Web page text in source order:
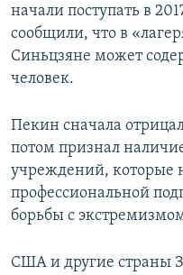
начали поступать в
сообщили, что в
Синьцзяне может
человек.
Пекин сначала
потом признал
учреждений, которые
профессиональной
борьбы с
США и другие страны